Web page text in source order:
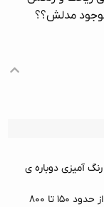
مدلش؟؟
آمیزی دوباره ی
هزینه ی رنگ آمیزی هم بسته به رنگ دستگاه از حدود ۱۵۰ تا ۸۰۰